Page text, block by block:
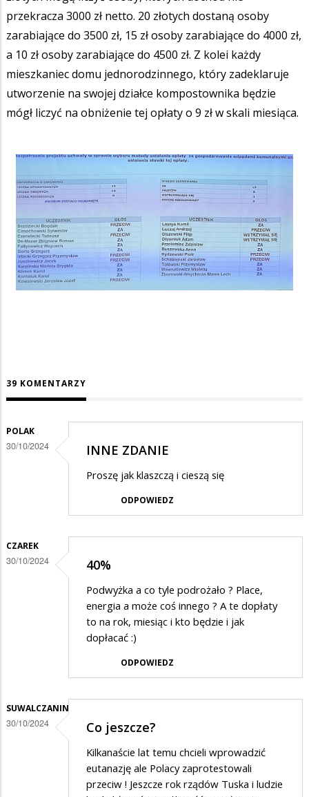
przekracza 3000 zł netto. 20 złotych dostaną osoby
zarabiające do 3500 zł, 15 zł osoby zarabiające do 4000 zł,
a 10 zł osoby zarabiające do 4500 zł. Z kolei każdy
mieszkaniec domu jednorodzinnego, który zadeklaruje
utworzenie na swojej działce kompostownika będzie
mógł liczyć na obniżenie tej opłaty o 9 zł w skali miesiąca.
39 KOMENTARZY
POLAK
30/10/2024 INNE ZDANIE
Proszę jak klaszczą i cieszą się
ODPOWIEDZ
CZAREK
30/10/2024 40%
Podwyżka a co tyle podrożało ? Place,
energia a może coś innego ? A te dopłaty
to na rok, miesiąc i kto będzie i jak
dopłacać :)
ODPOWIEDZ
SUWALCZANIN
30/10/2024 Co jeszcze?
Kilkanaście lat temu chcieli wprowadzić
eutanazję ale Polacy zaprotestowali
przeciw ! Jeszcze rok rządów Tuska i ludzie